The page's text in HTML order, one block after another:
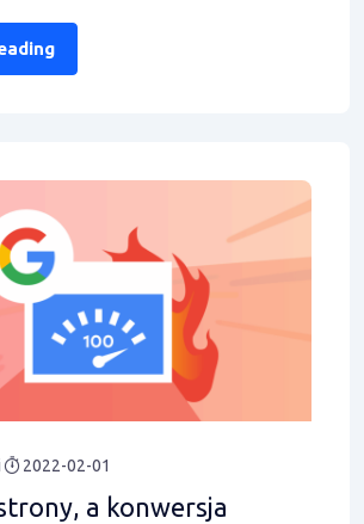
mechanizm, który kryje
2022-02-01
a konwersja